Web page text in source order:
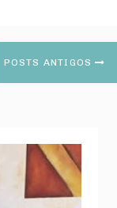
POSTS ANTIGOS